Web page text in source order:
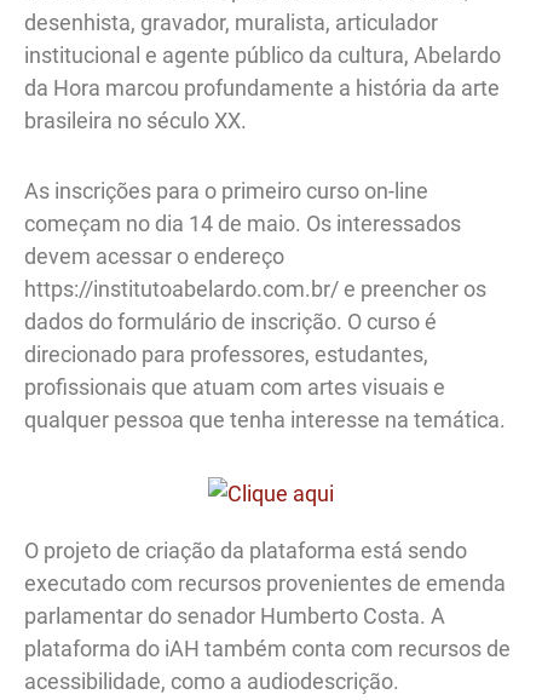
desenhista, gravador, muralista, articulador
institucional e agente público da cultura, Abelardo
da Hora marcou profundamente a história da arte
brasileira no século XX.
As inscrições para o primeiro curso on-line
começam no dia 14 de maio. Os interessados
devem acessar o endereço
https://institutoabelardo.com.br/ e preencher os
dados do formulário de inscrição. O curso é
direcionado para professores, estudantes,
profissionais que atuam com artes visuais e
qualquer pessoa que tenha interesse na temática.
O projeto de criação da plataforma está sendo
executado com recursos provenientes de emenda
parlamentar do senador Humberto Costa. A
plataforma do iAH também conta com recursos de
acessibilidade, como a audiodescrição.